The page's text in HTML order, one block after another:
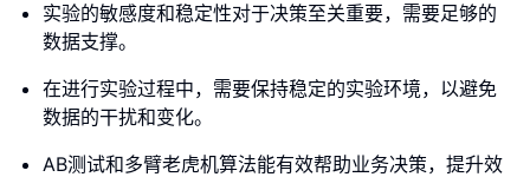
实验的敏感度和稳定性对于决策至关重要，需要足够的
数据支撑。
在进行实验过程中，需要保持稳定的实验环境，以避免
数据的干扰和变化。
AB测试和多臂老虎机算法能有效帮助业务决策，提升效